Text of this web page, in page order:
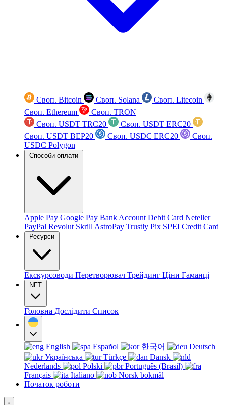
Своп. Bitcoin Своп. Solana
Своп. Litecoin
Своп. Ethereum
Своп. TRON
Своп. USDT TRC20
Своп. USDT ERC20
Своп. USDT BEP20
Своп. USDC ERC20
Своп.
USDC Polygon
Способи оплати
Apple Pay Google Pay Bank Account Debit Card Neteller
PayPal Revolut Skrill AstroPay Trustly Pix SPEI Credit Card
Ресурси
Екскурсоводи Перетворювач Трейдинг Ціни Гаманці
NFT
Головна Дослідити Список
English Español 한국어
Deutsch
Українська
Türkçe
Dansk
Nederlands
Polski
Português (Brasil)
Français
Italiano
Norsk bokmål
Початок роботи